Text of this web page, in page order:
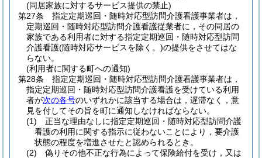
(同居家族に対するサービス提供の禁止)
第27条
指定定期巡回・随時対応型訪問介護看護事業者は，
定期巡回・随時対応型訪問介護看護従業者に，その同居の
家族である利用者に対する指定定期巡回・随時対応型訪問
介護看護(随時対応サービスを除く。)の提供をさせてはな
らない。
(利用者に関する町への通知)
第28条
指定定期巡回・随時対応型訪問介護看護事業者は，
指定定期巡回・随時対応型訪問介護看護を受けている利用
者が次の各号のいずれかに該当する場合は，遅滞なく，意
見を付してその旨を町に通知しなければならない。
(1)
正当な理由なしに指定定期巡回・随時対応型訪問介護
看護の利用に関する指示に従わないことにより，要介護
状態の程度を増進させたと認められるとき。
(2)
偽りその他不正な行為によって保険給付を受け，又は